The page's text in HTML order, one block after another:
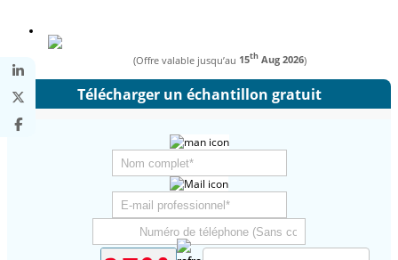
(Offre valable jusqu’au 15thAug 2026)
Télécharger un échantillon gratuit